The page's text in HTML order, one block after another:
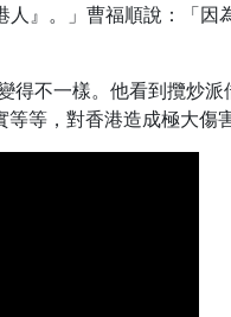
人』。」曹福順說：「
不一樣。他看到攬炒
等，對香港造成極大傷害